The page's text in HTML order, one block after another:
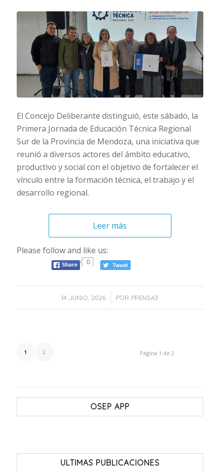
El Concejo Deliberante distinguió, este sábado, la
Primera Jornada de Educación Técnica Regional
Sur de la Provincia de Mendoza, una iniciativa que
reunió a diversos actores del ámbito educativo,
productivo y social con el objetivo de fortalecer el
vínculo entre la formación técnica, el trabajo y el
desarrollo regional.
Leer más
Please follow and like us:
0
14 JUNIO, 2026
/ POR PRENSA3
Página 1 de 2
1 2
OSEP APP
ULTIMAS PUBLICACIONES